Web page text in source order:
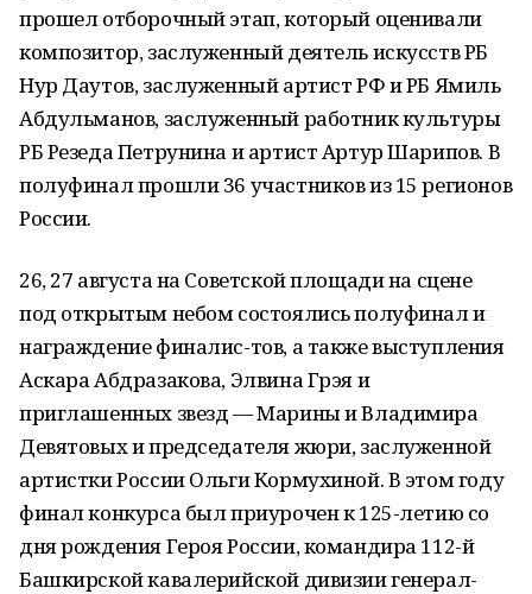
прошел отборочный этап, который оценивали
композитор, заслуженный деятель искусств РБ
Нур Даутов, заслуженный артист РФ и РБ Ямиль
Абдульманов, заслуженный работник культуры
РБ Резеда Петрунина и артист Артур Шарипов. В
полуфинал прошли 36 участников из 15 регионов
России.
26, 27 августа на Советской площади на сцене
под открытым небом состоялись полуфинал и
награждение финалис-тов, а также выступления
Аскара Абдразакова, Элвина Грэя и
приглашенных звезд — Марины и Владимира
Девятовых и председателя жюри, заслуженной
артистки России Ольги Кормухиной. В этом году
финал конкурса был приурочен к 125-летию со
дня рождения Героя России, командира 112-й
Башкирской кавалерийской дивизии генерал-